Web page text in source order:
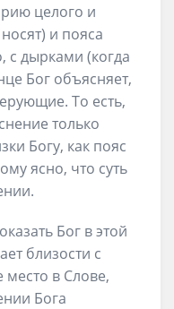
целого и
и пояса
с дырками (когда
Бог объясняет,
То есть,
только
Богу, как пояс
ясно, что суть
Бог в этой
близости с
место в Слове,
Бога